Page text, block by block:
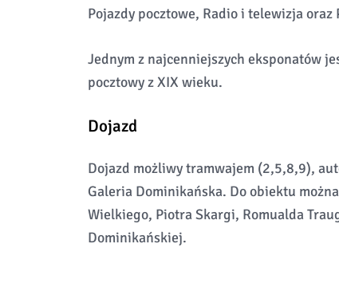
Pojazdy pocztowe, Radio i telewizja oraz
Jednym z najcenniejszych eksponatów
pocztowy z XIX wieku.
Dojazd
Dojazd możliwy tramwajem (2,5,8,9),
Galeria Dominikańska. Do obiektu
Wielkiego, Piotra Skargi, Romualda
Dominikańskiej.